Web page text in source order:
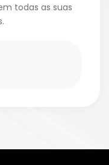
todas as suas